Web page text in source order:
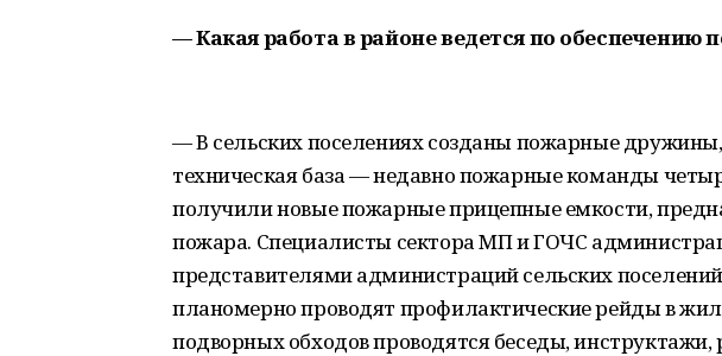
— Какая работа в районе ведется по обеспечению
— В сельских поселениях созданы пожарные
техническая база — недавно пожарные команды
получили новые пожарные прицепные емкости,
пожара. Специалисты сектора МП и ГОЧС
представителями администраций сельских
планомерно проводят профилактические рейды в
подворных обходов проводятся беседы,